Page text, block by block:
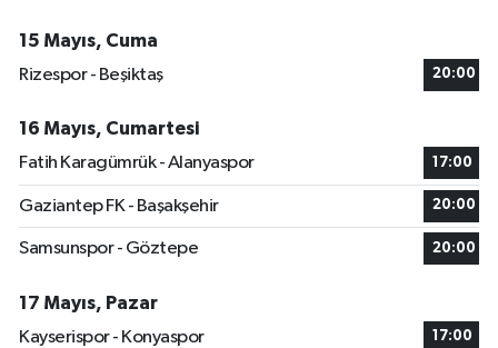
15 Mayıs, Cuma
Rizespor - Beşiktaş
20:00
16 Mayıs, Cumartesi
Fatih Karagümrük - Alanyaspor
17:00
Gaziantep FK - Başakşehir 20:00
Samsunspor - Göztepe 20:00
17 Mayıs, Pazar
Kayserispor - Konyaspor
17:00